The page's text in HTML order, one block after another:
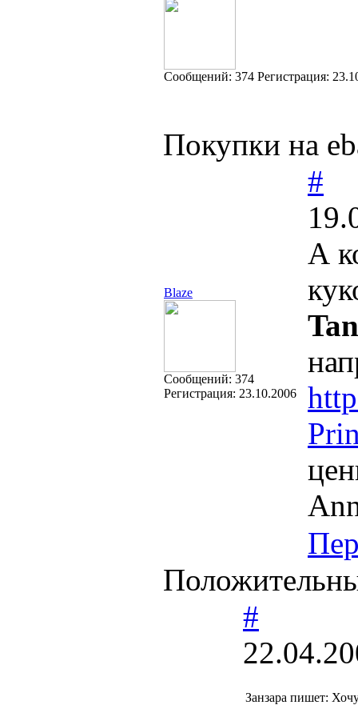
Cообщений: 374 Регистрация:
Покупки на
Blaze
Cообщений: 374
Регистрация: 23.10.2006
#
А
#
Занзара пишет: